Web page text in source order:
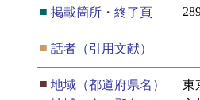
■ 掲載箇所・終了頁
■ 話者（引用文献）
■ 地域（都道府県名）
東